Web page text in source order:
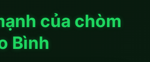
của chòm
Bình